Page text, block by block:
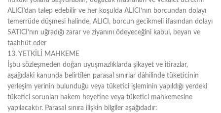
ALICI’dan talep edebilir ve her koşulda ALICI’nın borcundan dolayı
temerrüde düşmesi halinde, ALICI, borcun gecikmeli ifasından dolayı
SATICI’nın uğradığı zarar ve ziyanını ödeyeceğini kabul, beyan ve
taahhüt eder
13. YETKİLİ MAHKEME
İşbu sözleşmeden doğan uyuşmazlıklarda şikayet ve itirazlar,
aşağıdaki kanunda belirtilen parasal sınırlar dâhilinde tüketicinin
yerleşim yerinin bulunduğu veya tüketici işleminin yapıldığı yerdeki
tüketici sorunları hakem heyetine veya tüketici mahkemesine
yapılacaktır. Parasal sınıra ilişkin bilgiler aşağıdadır: